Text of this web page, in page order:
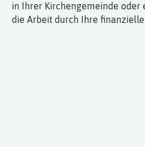
in Ihrer Kirchengemeinde oder
die Arbeit durch Ihre